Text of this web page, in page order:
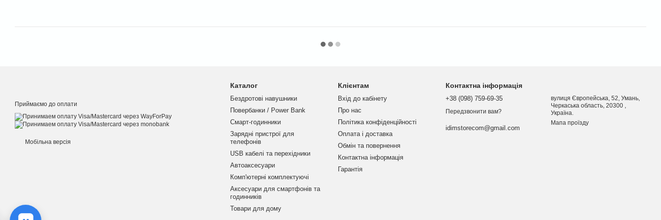
Приймаємо до оплати
Мобільна версія
Каталог
Бездротові навушники
Повербанки / Power Bank
Смарт-годинники
Зарядні пристрої для
телефонів
USB кабелі та перехідники
Автоаксесуари
Комп'ютерні комплектуючі
Аксесуари для смартфонів та
годинників
Товари для дому
Клієнтам
Вхід до кабінету
Про нас
Політика конфіденційності
Оплата і доставка
Обмін та повернення
Контактна інформація
Гарантія
Контактна інформація
+38 (098) 759-69-35
Передзвонити вам?
idimstorecom@gmail.com
вулиця Європейська, 52, Умань,
Черкаська область, 20300 ,
Україна.
Мапа проїзду